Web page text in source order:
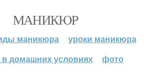
МАНИКЮР
маникюра
уроки маникюра
домашних условиях
фото